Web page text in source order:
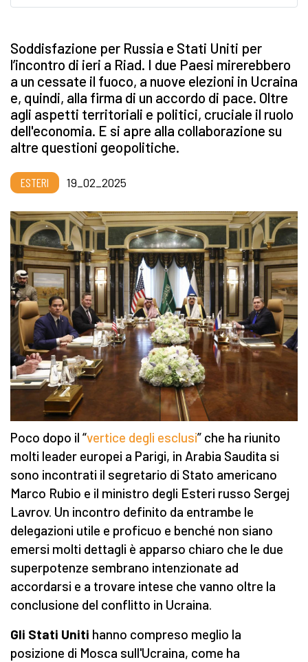
Soddisfazione per Russia e Stati Uniti per
l’incontro di ieri a Riad. I due Paesi mirerebbero
a un cessate il fuoco, a nuove elezioni in Ucraina
e, quindi, alla firma di un accordo di pace. Oltre
agli aspetti territoriali e politici, cruciale il ruolo
dell'economia. E si apre alla collaborazione su
altre questioni geopolitiche.
ESTERI 19_02_2025
Poco dopo il “vertice degli esclusi” che ha riunito
molti leader europei a Parigi, in Arabia Saudita si
sono incontrati il segretario di Stato americano
Marco Rubio e il ministro degli Esteri russo Sergej
Lavrov. Un incontro definito da entrambe le
delegazioni utile e proficuo e benché non siano
emersi molti dettagli è apparso chiaro che le due
superpotenze sembrano intenzionate ad
accordarsi e a trovare intese che vanno oltre la
conclusione del conflitto in Ucraina.
Gli Stati Uniti hanno compreso meglio la
posizione di Mosca sull'Ucraina, come ha